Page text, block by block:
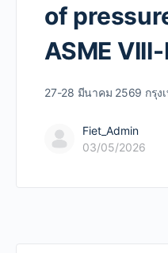
of
ASME VIII-
27-28 มีนาคม 2569 กรุง
Fiet_Admin
03/05/2026